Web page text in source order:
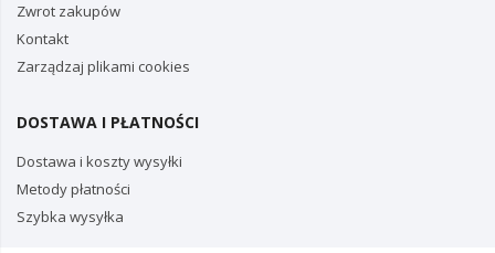
Zwrot zakupów
Kontakt
Zarządzaj plikami cookies
DOSTAWA I PŁATNOŚCI
Dostawa i koszty wysyłki
Metody płatności
Szybka wysyłka